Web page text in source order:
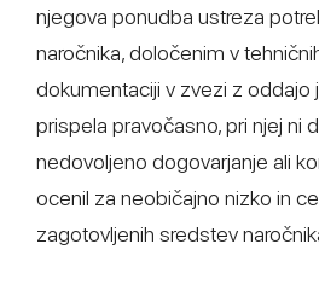
njegova ponudba ustreza
naročnika, določenim v
dokumentaciji v zvezi z oddajo
prispela pravočasno, pri njej ni
nedovoljeno dogovarjanje ali
ocenil za neobičajno nizko in
zagotovljenih sredstev